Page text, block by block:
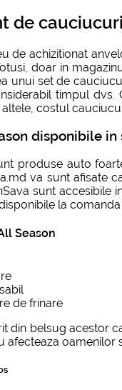
de
de achizitionat
doar in
unui set de
timpul
costul
disponibile in
produse auto
va sunt
sunt
la
Season
de frinare
din belsug acestor
afecteaza oamenilor